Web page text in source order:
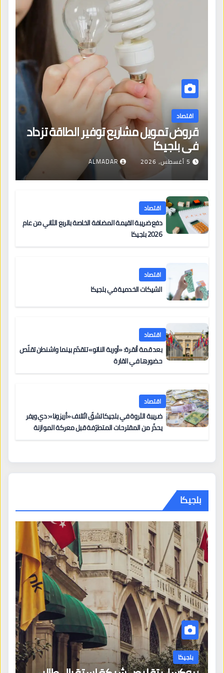
اقتصاد
قروض تمويل مشاريع توفير الطاقة تزداد
في بلجيكا
5 أغسطس، 2026 ALMADAR
اقتصاد
دفع ضريبة القيمة المضافة الخاصة بالربع الثاني من عام
2026 بلجيكا
اقتصاد
الشيكات الخدمية في بلجيكا
اقتصاد
بعد قمة أنقرة: «أوربة الناتو» تتقدّم بينما واشنطن تقلّص
حضورها في القارة
اقتصاد
ضريبة الثروة في بلجيكا تشقّ ائتلاف «أريزونا»: دي ويفر
يحذّر من المقترحات المتطرّفة قبل معركة الموازنة
بلجيكا
بلجيكا